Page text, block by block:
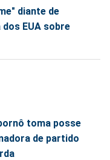
diante de
EUA sobre
toma posse
de partido